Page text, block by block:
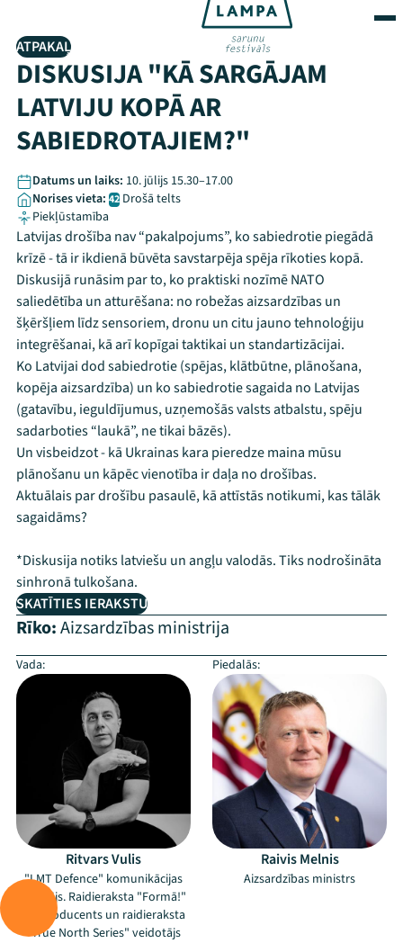
ATPAKAĻ
DISKUSIJA "KĀ SARGĀJAM
LATVIJU KOPĀ AR
SABIEDROTAJIEM?"
Datums un laiks: 10. jūlijs 15.30–17.00
Norises vieta: 42 Drošā telts
Piekļūstamība
Latvijas drošība nav “pakalpojums”, ko sabiedrotie piegādā
krīzē - tā ir ikdienā būvēta savstarpēja spēja rīkoties kopā.
Diskusijā runāsim par to, ko praktiski nozīmē NATO
saliedētība un atturēšana: no robežas aizsardzības un
šķēršļiem līdz sensoriem, dronu un citu jauno tehnoloģiju
integrēšanai, kā arī kopīgai taktikai un standartizācijai.
Ko Latvijai dod sabiedrotie (spējas, klātbūtne, plānošana,
kopēja aizsardzība) un ko sabiedrotie sagaida no Latvijas
(gatavību, ieguldījumus, uzņemošās valsts atbalstu, spēju
sadarboties “laukā”, ne tikai bāzēs).
Un visbeidzot - kā Ukrainas kara pieredze maina mūsu
plānošanu un kāpēc vienotība ir daļa no drošības.
Aktuālais par drošību pasaulē, kā attīstās notikumi, kas tālāk
sagaidāms?
*Diskusija notiks latviešu un angļu valodās. Tiks nodrošināta
sinhronā tulkošana.
SKATĪTIES IERAKSTU
Rīko:Aizsardzības ministrija
Vada:
Ritvars Vulis
"LMT Defence" komunikācijas
vadītājs. Raidieraksta "Formā!"
līdzproducents un raidieraksta
"True North Series" veidotājs
Piedalās:
Raivis Melnis
Aizsardzības ministrs